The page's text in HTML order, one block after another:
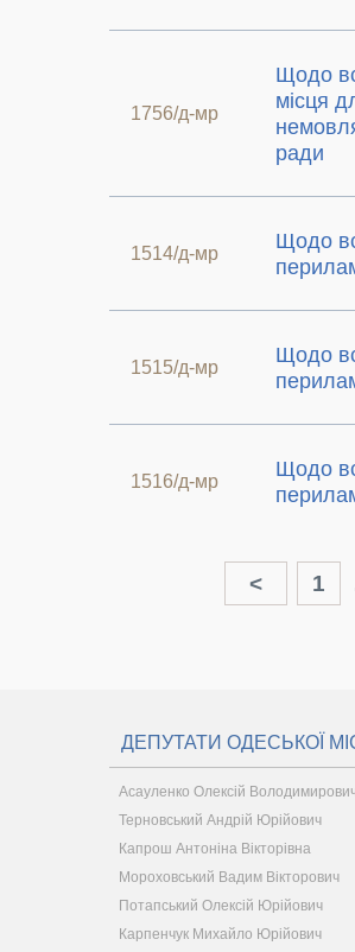
1756/д-мр
Щодо
місця
ради
1514/д-мр
Щодо
1515/д-мр
Щодо
1516/д-мр
Щодо
< 1
ДЕПУТАТИ ОДЕСЬКОЇ
Асауленко Олексій
Терновський Андрій Юрійович
Капрош Антоніна Вікторівна
Мороховський Вадим Вікторович
Потапський Олексій Юрійович
Карпенчук Михайло Юрійович